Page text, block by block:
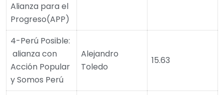
Alianza para el
Progreso(APP)
4-Perú Posible:
alianza con
Acción Popular
y Somos Perú
Alejandro
Toledo
15.63